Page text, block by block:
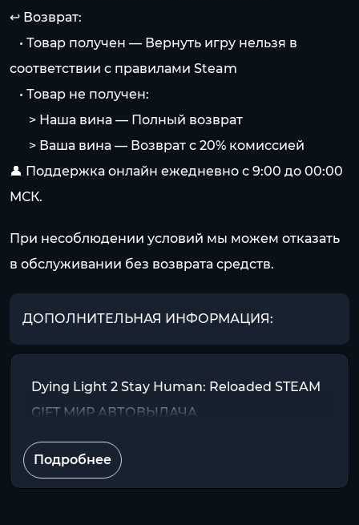
↩️ Возврат:
⠀• Товар получен — Вернуть игру нельзя в
соответствии с правилами Steam
⠀• Товар не получен:
⠀⠀> Наша вина — Полный возврат
⠀⠀> Ваша вина — Возврат с 20% комиссией
👤 Поддержка онлайн ежедневно с 9:00 до 00:00
МСК.
При несоблюдении условий мы можем отказать
в обслуживании без возврата средств.
ДОПОЛНИТЕЛЬНАЯ ИНФОРМАЦИЯ:
Dying Light 2 Stay Human: Reloaded STEAM
GIFT МИР АВТОВЫДАЧА
Подробнее